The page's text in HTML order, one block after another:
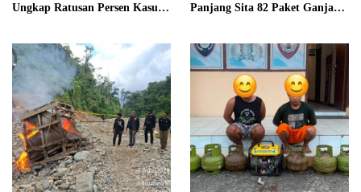
Ungkap Ratusan Persen Kasus
Panjang Sita 82 Paket Ganja